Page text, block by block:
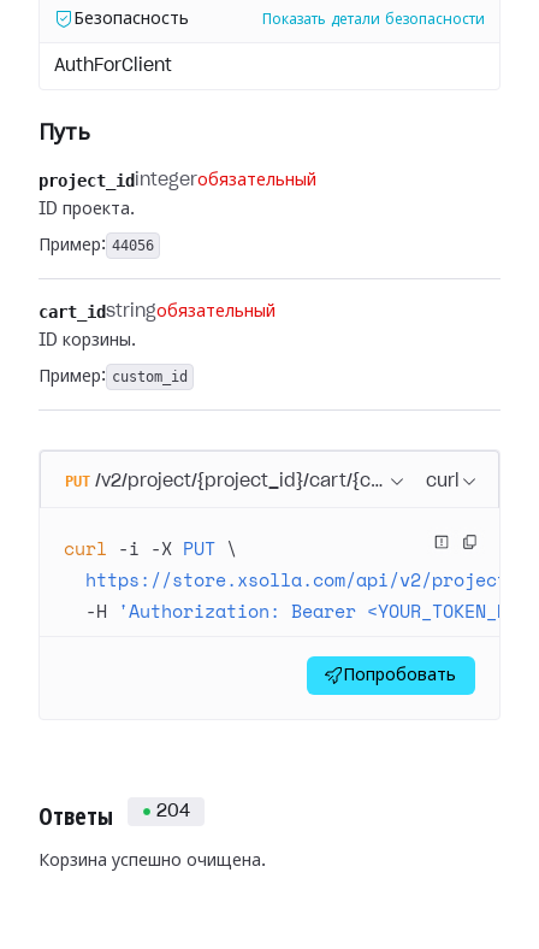
Безопасность Показать детали безопасности
AuthForClient
Путь
project_id integerобязательный
ID проекта.
Пример: 44056
cart_idstringобязательный
ID корзины.
Пример: custom_id
PUT /v2/project/{project_id}/cart/{cart_id}/clear
curl
curl -i -X PUT \
https://store.xsolla.com/api/v2/project/
  -H
'Authorization: Bearer
Попробовать
Ответы 204
Корзина успешно очищена.